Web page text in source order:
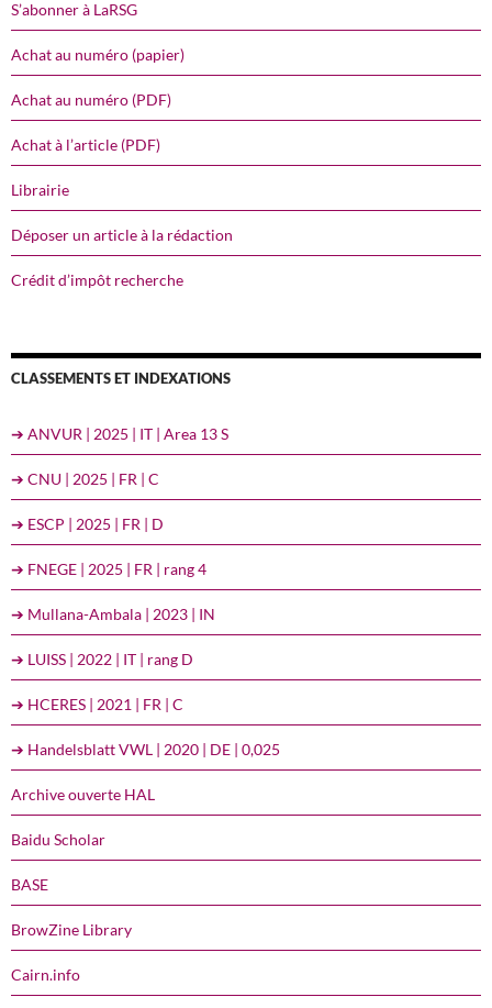
S’abonner à LaRSG
Achat au numéro (papier)
Achat au numéro (PDF)
Achat à l’article (PDF)
Librairie
Déposer un article à la rédaction
Crédit d’impôt recherche
CLASSEMENTS ET INDEXATIONS
➔ ANVUR | 2025 | IT | Area 13 S
➔ CNU | 2025 | FR | C
➔ ESCP | 2025 | FR | D
➔ FNEGE | 2025 | FR | rang 4
➔ Mullana-Ambala | 2023 | IN
➔ LUISS | 2022 | IT | rang D
➔ HCERES | 2021 | FR | C
➔ Handelsblatt VWL | 2020 | DE | 0,025
Archive ouverte HAL
Baidu Scholar
BASE
BrowZine Library
Cairn.info